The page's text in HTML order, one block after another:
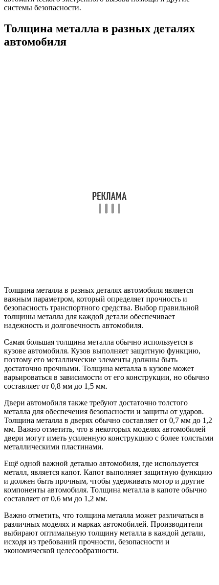
системы безопасности.
Толщина металла в разных деталях
автомобиля
Толщина металла в разных деталях автомобиля является
важным параметром, который определяет прочность и
безопасность транспортного средства. Выбор правильной
толщины металла для каждой детали обеспечивает
надежность и долговечность автомобиля.
Самая большая толщина металла обычно используется в
кузове автомобиля. Кузов выполняет защитную функцию,
поэтому его металлические элементы должны быть
достаточно прочными. Толщина металла в кузове может
варьироваться в зависимости от его конструкции, но обычно
составляет от 0,8 мм до 1,5 мм.
Двери автомобиля также требуют достаточно толстого
металла для обеспечения безопасности и защиты от ударов.
Толщина металла в дверях обычно составляет от 0,7 мм до 1,2
мм. Важно отметить, что в некоторых моделях автомобилей
двери могут иметь усиленную конструкцию с более толстыми
металлическими пластинами.
Ещё одной важной деталью автомобиля, где используется
металл, является капот. Капот выполняет защитную функцию
и должен быть прочным, чтобы удерживать мотор и другие
компоненты автомобиля. Толщина металла в капоте обычно
составляет от 0,6 мм до 1,2 мм.
Важно отметить, что толщина металла может различаться в
различных моделях и марках автомобилей. Производители
выбирают оптимальную толщину металла в каждой детали,
исходя из требований прочности, безопасности и
экономической целесообразности.